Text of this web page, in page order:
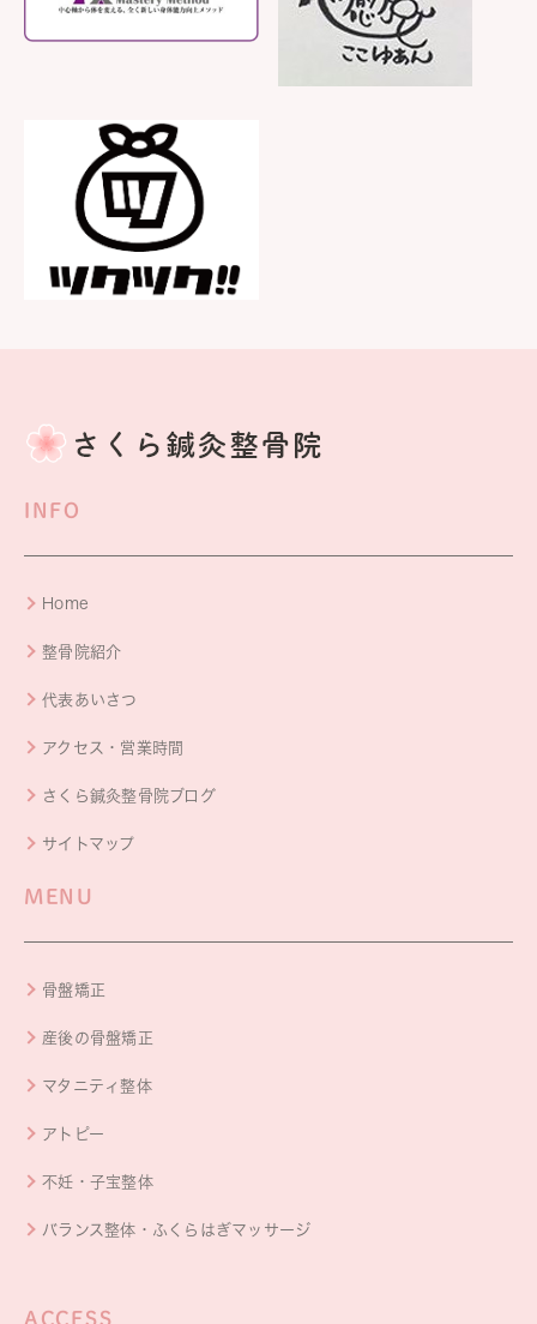
INFO
Home
整骨院紹介
代表あいさつ
アクセス・営業時間
さくら鍼灸整骨院ブログ
サイトマップ
MENU
骨盤矯正
産後の骨盤矯正
マタニティ整体
アトピー
不妊・子宝整体
バランス整体・ふくらはぎマッサージ
ACCESS